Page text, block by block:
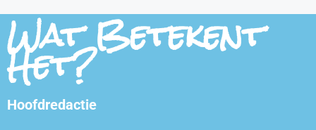
Wat Betekent
Het?
Hoofdredactie